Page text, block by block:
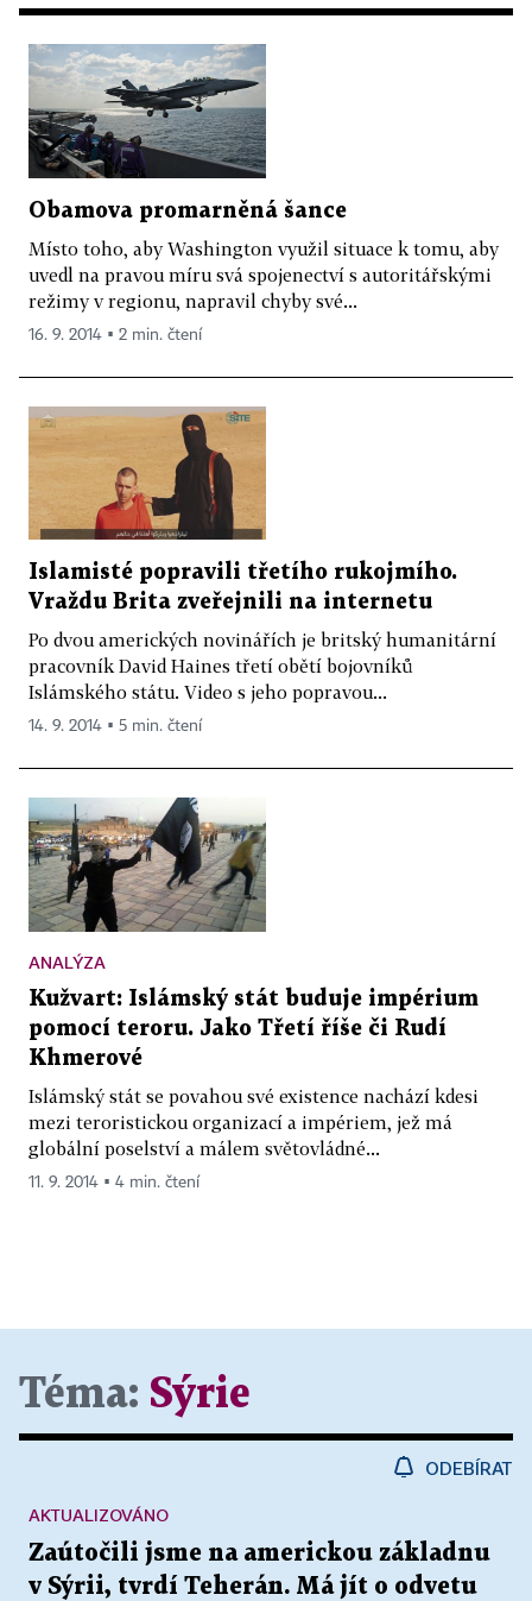
Obamova promarněná šance
Místo toho, aby Washington využil situace k tomu, aby
uvedl na pravou míru svá spojenectví s autoritářskými
režimy v regionu, napravil chyby své...
16. 9. 2014 ▪ 2 min. čtení
Islamisté popravili třetího rukojmího.
Vraždu Brita zveřejnili na internetu
Po dvou amerických novinářích je britský humanitární
pracovník David Haines třetí obětí bojovníků
Islámského státu. Video s jeho popravou...
14. 9. 2014 ▪ 5 min. čtení
ANALÝZA
Kužvart: Islámský stát buduje impérium
pomocí teroru. Jako Třetí říše či Rudí
Khmerové
Islámský stát se povahou své existence nachází kdesi
mezi teroristickou organizací a impériem, jež má
globální poselství a málem světovládné...
11. 9. 2014 ▪ 4 min. čtení
Téma: Sýrie
ODEBÍRAT
Zaútočili jsme na americkou základnu
v Sýrii, tvrdí Teherán. Má jít o odvetu
AKTUALIZOVÁNO